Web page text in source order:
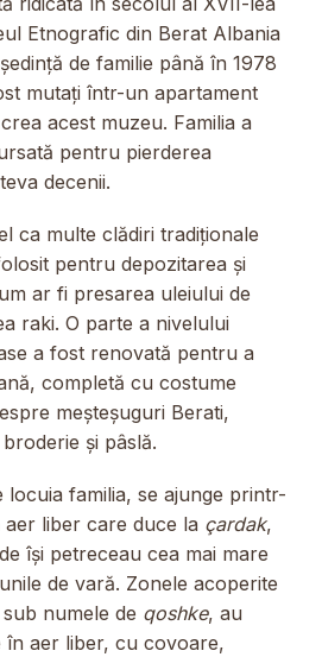
Etnografic din Berat Albania
de familie până în 1978
mutați într-un apartament
acest muzeu. Familia a
pentru pierderea
decenii.
ca multe clădiri tradiționale
pentru depozitarea și
ar fi presarea uleiului de
raki. O parte a nivelului
a fost renovată pentru a
completă cu costume
meșteșuguri Berati,
și pâslă.
locuia familia, se ajunge printr-
liber care duce la çardak,
își petreceau cea mai mare
de vară. Zonele acoperite
numele de qoshke, au
în aer liber, cu covoare,